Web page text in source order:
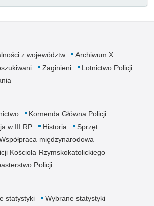
z województw
Archiwum X
Zaginieni
Lotnictwo Policji
Komenda Główna Policji
w III RP Historia
Sprzęt
międzynarodowa
Kościoła Rzymskokatolickiego
Policji
statystyki
Wybrane statystyki